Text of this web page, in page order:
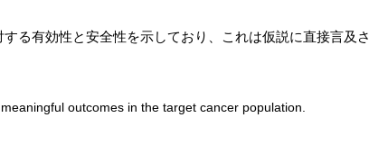
る有効性と安全性を示しており、これは仮説に直接言及さ
outcomes in the target cancer population.